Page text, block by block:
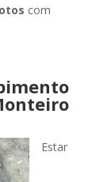
com
Estar